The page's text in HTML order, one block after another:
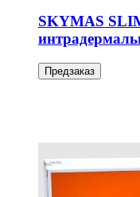
SKYMAS
Предзаказ